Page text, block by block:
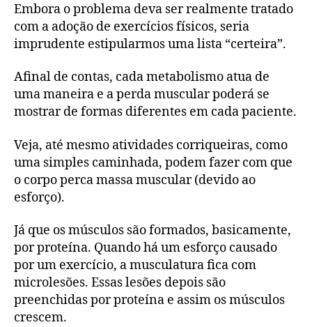
Embora o problema deva ser realmente tratado
com a adoção de exercícios físicos, seria
imprudente estipularmos uma lista “certeira”.
Afinal de contas, cada metabolismo atua de
uma maneira e a perda muscular poderá se
mostrar de formas diferentes em cada paciente.
Veja, até mesmo atividades corriqueiras, como
uma simples caminhada, podem fazer com que
o corpo perca massa muscular (devido ao
esforço).
Já que os músculos são formados, basicamente,
por proteína. Quando há um esforço causado
por um exercício, a musculatura fica com
microlesões. Essas lesões depois são
preenchidas por proteína e assim os músculos
crescem.